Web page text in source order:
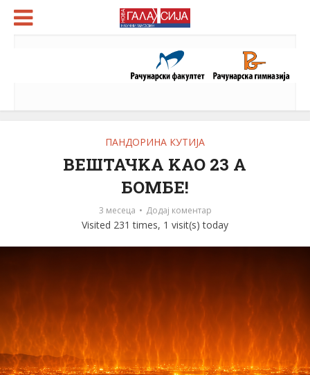
ПАНДОРИНА КУТИЈА
ВЕШТАЧKА KАО 23 А
БОМБЕ!
3 месеца Додај коментар
Visited 231 times, 1 visit(s) today